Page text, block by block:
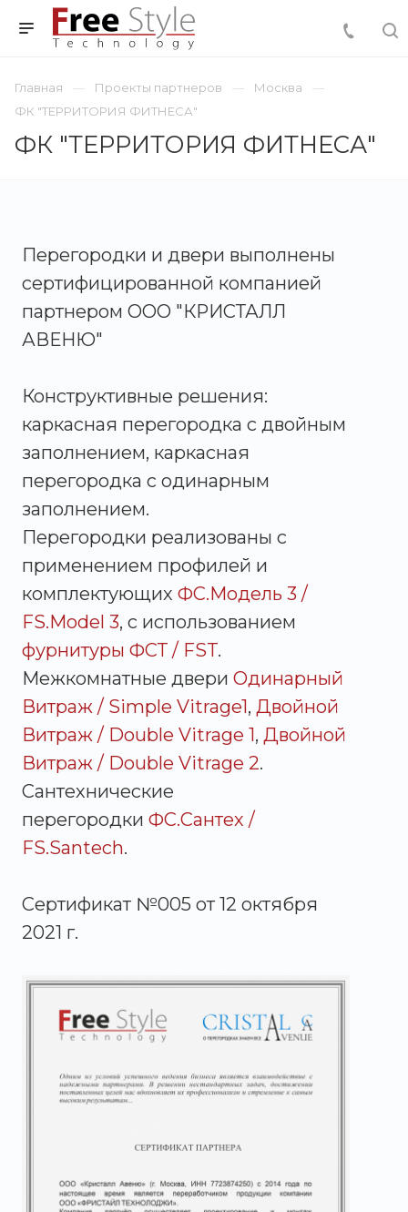
Главная Проекты партнеров
Москва
ФК "ТЕРРИТОРИЯ ФИТНЕСА"
ФК "ТЕРРИТОРИЯ ФИТНЕСА"
Перегородки и двери выполнены
сертифицированной компанией
партнером ООО "КРИСТАЛЛ
АВЕНЮ"
Конструктивные решения:
каркасная перегородка с двойным
заполнением, каркасная
перегородка с одинарным
заполнением.
Перегородки реализованы с
применением профилей и
комплектующих ФС.Модель 3 /
FS.Model 3, с использованием
фурнитуры ФСТ / FST.
Межкомнатные двери Одинарный
Витраж / Simple Vitrage1, Двойной
Витраж / Double Vitrage 1, Двойной
Витраж / Double Vitrage 2.
Сантехнические
перегородки ФС.Сантех /
FS.Santech.
Сертификат №005 от 12 октября
2021 г.